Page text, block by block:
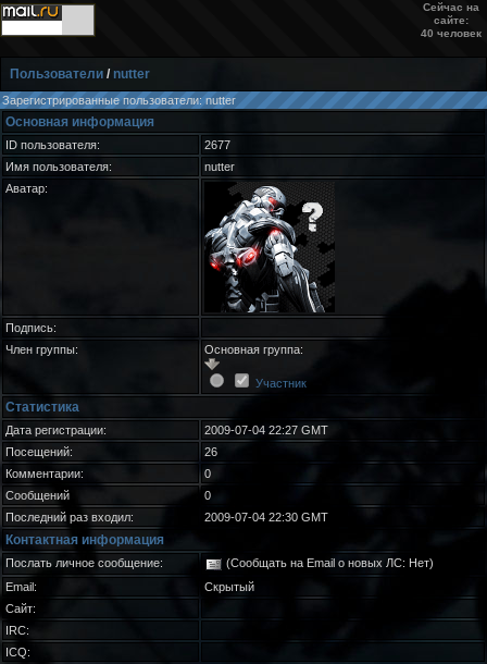
Сейчас на
сайте:
40 человек
Пользователи / nutter
Зарегистрированные пользователи: nutter
Основная информация
ID пользователя:
2677
Имя пользователя:
nutter
Аватар:
Подпись:
Член группы:
Основная группа:
Участник
Статистика
Дата регистрации:
2009-07-04 22:27 GMT
Посещений:
26
Комментарии:
0
Сообщений
0
Последний раз входил:
2009-07-04 22:30 GMT
Контактная информация
Послать личное сообщение:
(Сообщать на Email о новых ЛС: Нет)
Email:
Скрытый
Сайт:
IRC:
ICQ: